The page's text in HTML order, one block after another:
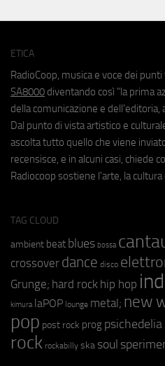
ETICA
RadioCoop, musica e voce dei
SA8000 diventando così "la prima
della comunicazione e dell'editoria,
Dal punto di vista artistico e
ascolta tutto quello che viene
recensisce, e in alcuni casi, chiede
Radiocoop sostiene l'arte, la
TAG CLOUD
ambient beat blues bossa
crossover dance disco
Grunge; hard rock hip hop
kimura laPOP lounge metal; new
pop post rock prog psichedelia
rock rockabilly ska soul